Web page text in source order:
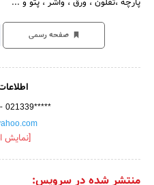
صفحه رسمی
- 021339*****
[نمایش
منتشر شده در سرویس: